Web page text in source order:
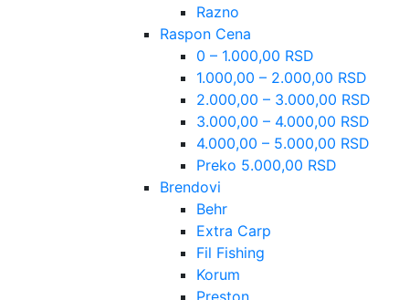
Razno
Raspon Cena
0 – 1.000,00 RSD
1.000,00 – 2.000,00 RSD
2.000,00 – 3.000,00 RSD
3.000,00 – 4.000,00 RSD
4.000,00 – 5.000,00 RSD
Preko 5.000,00 RSD
Brendovi
Behr
Extra Carp
Fil Fishing
Korum
Preston